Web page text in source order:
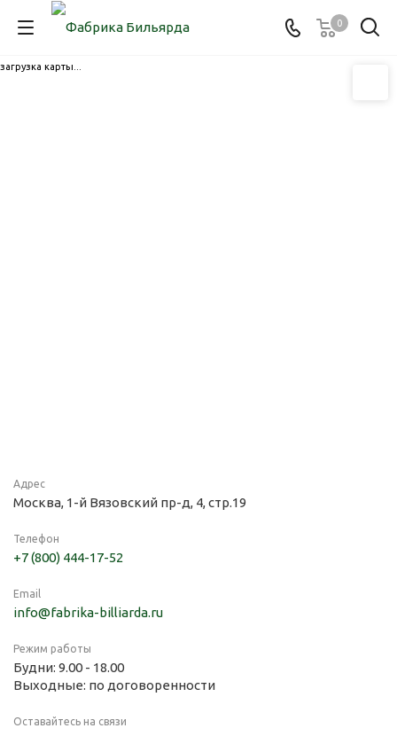
0
загрузка карты...
Адрес
Москва, 1-й Вязовский пр-д, 4, стр.19
Телефон
+7 (800) 444-17-52
Email
info@fabrika-billiarda.ru
Режим работы
Будни: 9.00 - 18.00
Выходные: по договоренности
Оставайтесь на связи